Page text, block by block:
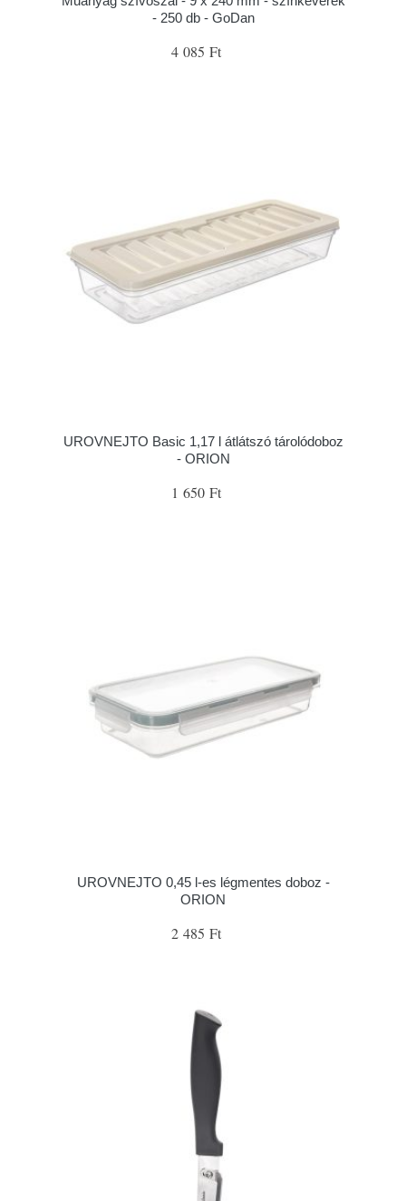
- 250 db - GoDan
4 085 Ft
UROVNEJTO Basic 1,17 l átlátszó tárolódoboz
- ORION
1 650 Ft
UROVNEJTO 0,45 l-es légmentes doboz -
ORION
2 485 Ft